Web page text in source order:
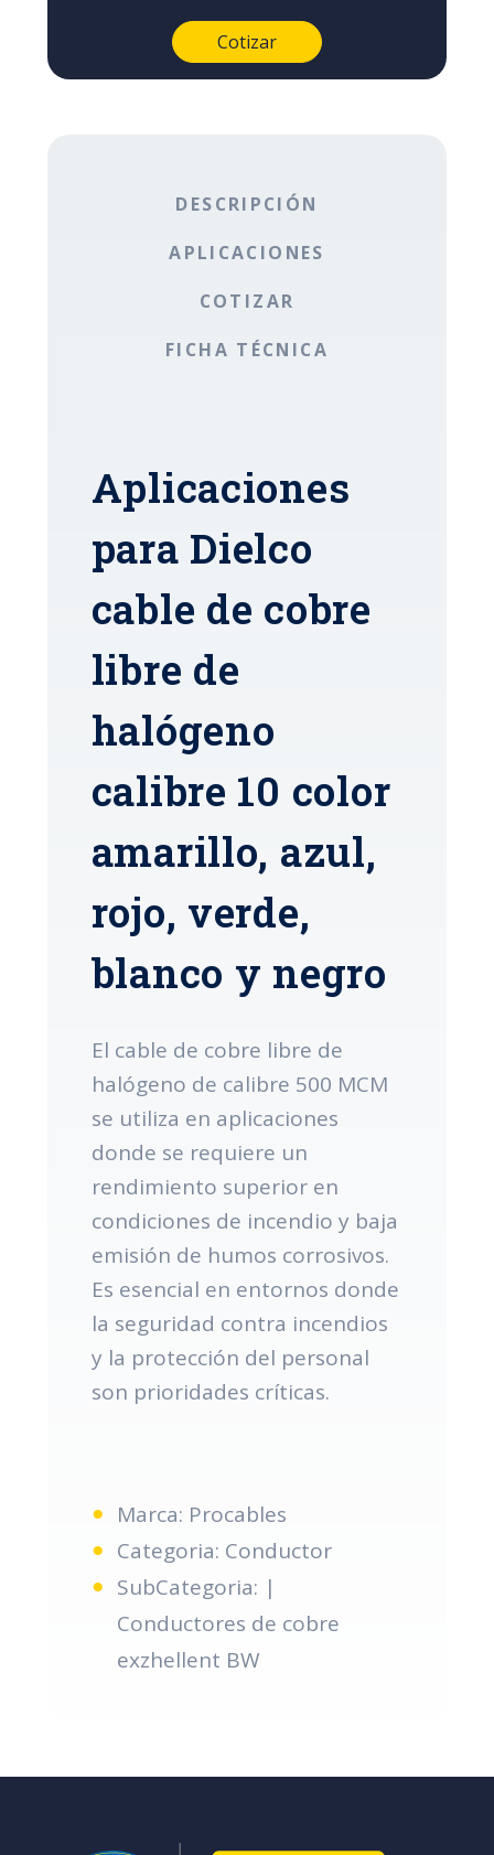
DESCRIPCIÓN
APLICACIONES
COTIZAR
FICHA TÉCNICA
Aplicaciones
para Dielco
cable de cobre
libre de
halógeno
calibre 10 color
amarillo, azul,
rojo, verde,
blanco y negro
El cable de cobre libre de
halógeno de calibre 500 MCM
se utiliza en aplicaciones
donde se requiere un
rendimiento superior en
condiciones de incendio y baja
emisión de humos corrosivos.
Es esencial en entornos donde
la seguridad contra incendios
y la protección del personal
son prioridades críticas.
Marca: Procables
Categoria: Conductor
SubCategoria: |
Conductores de cobre
exzhellent BW